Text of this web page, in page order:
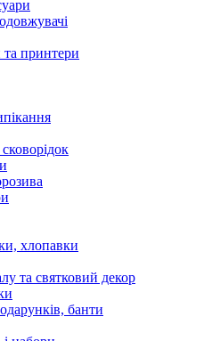
принтери
хлопавки
та святковий декор
банти